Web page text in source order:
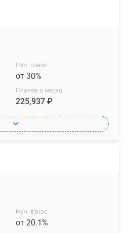
Нач. взнос
от 30%
Платеж в месяц
225,937 ₽
Нач. взнос
от 20.1%